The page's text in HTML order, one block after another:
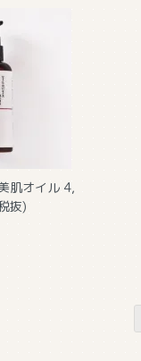
肌オイル 4,
抜)